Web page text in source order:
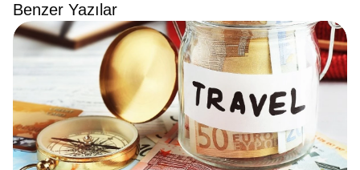
Benzer Yazılar